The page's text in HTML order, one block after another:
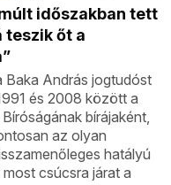
időszakban tett
őt a
Baka András jogtudóst
és 2008 között a
bírájaként,
az olyan
hatályú
csúcsra járat a